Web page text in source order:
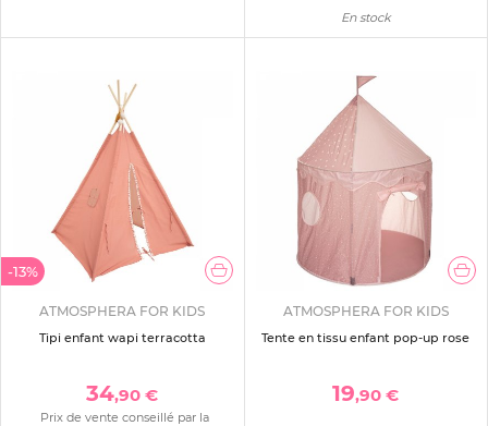
En stock
-13%
ATMOSPHERA FOR KIDS
Tipi enfant wapi terracotta
34,90 €
Prix de vente conseillé par la
ATMOSPHERA FOR KIDS
Tente en tissu enfant pop-up rose
19,90 €